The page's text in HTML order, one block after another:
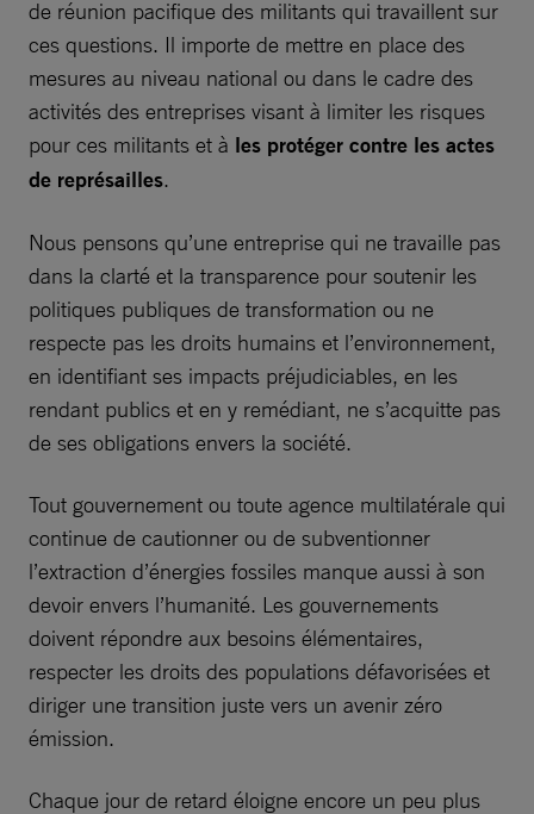
de réunion pacifique des militants qui travaillent sur
ces questions. Il importe de mettre en place des
mesures au niveau national ou dans le cadre des
activités des entreprises visant à limiter les risques
pour ces militants et à les protéger contre les actes
de représailles.
Nous pensons qu’une entreprise qui ne travaille pas
dans la clarté et la transparence pour soutenir les
politiques publiques de transformation ou ne
respecte pas les droits humains et l’environnement,
en identifiant ses impacts préjudiciables, en les
rendant publics et en y remédiant, ne s’acquitte pas
de ses obligations envers la société.
Tout gouvernement ou toute agence multilatérale qui
continue de cautionner ou de subventionner
l’extraction d’énergies fossiles manque aussi à son
devoir envers l’humanité. Les gouvernements
doivent répondre aux besoins élémentaires,
respecter les droits des populations défavorisées et
diriger une transition juste vers un avenir zéro
émission.
Chaque jour de retard éloigne encore un peu plus